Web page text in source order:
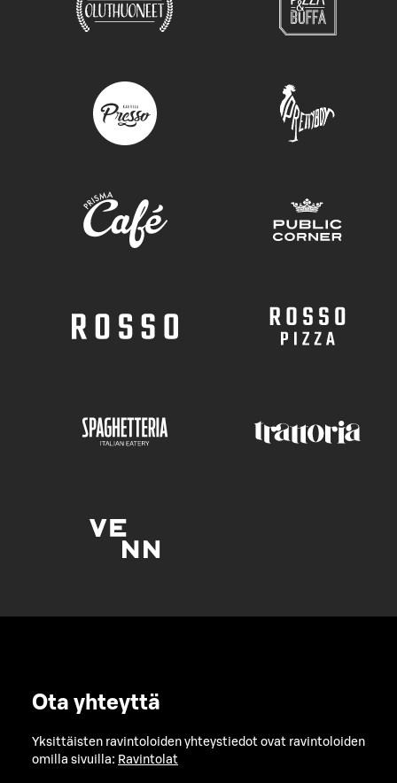
Ota yhteyttä
Yksittäisten ravintoloiden yhteystiedot ovat ravintoloiden
omilla sivuilla: Ravintolat